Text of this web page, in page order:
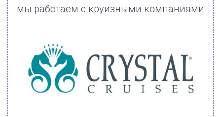
мы работаем с круизными компаниями